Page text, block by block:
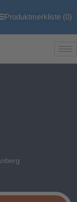
Produktmerkliste (0)